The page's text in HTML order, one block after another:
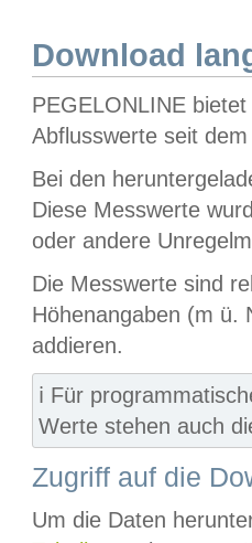
Download
PEGELONLINE
Abflusswerte seit
Bei den
Diese Messwerte
oder andere
Die Messwerte sind
Höhenangaben (m ü.
addieren.
ℹ️ Für
Werte stehen auch
Zugriff auf die
Um die Daten